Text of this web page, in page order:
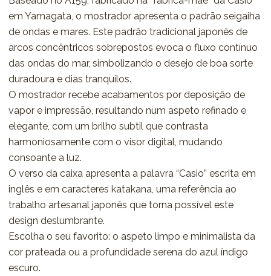
em Yamagata, o mostrador apresenta o padrão seigaiha
de ondas e mares. Este padrão tradicional japonês de
arcos concêntricos sobrepostos evoca o fluxo contínuo
das ondas do mar, simbolizando o desejo de boa sorte
duradoura e dias tranquilos.
O mostrador recebe acabamentos por deposição de
vapor e impressão, resultando num aspeto refinado e
elegante, com um brilho subtil que contrasta
harmoniosamente com o visor digital, mudando
consoante a luz.
O verso da caixa apresenta a palavra “Casio” escrita em
inglês e em caracteres katakana, uma referência ao
trabalho artesanal japonês que torna possível este
design deslumbrante.
Escolha o seu favorito: o aspeto limpo e minimalista da
cor prateada ou a profundidade serena do azul índigo
escuro.